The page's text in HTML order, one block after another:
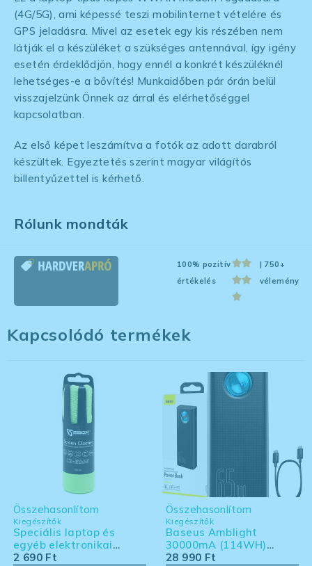
(4G/5G), ami képessé teszi mobilinternet vételére és
GPS jeladásra. Mivel az esetek egy kis részében nem
látják el a készüléket a szükséges antennával, így igény
esetén érdeklődjön, hogy ennél a konkrét készüléknél
lehetséges-e a bővítés! Munkaidőben pár órán belül
visszajelzünk Önnek az árral és elérhetőséggel
kapcsolatban.
Az első képet leszámítva a fotók az adott darabról
készültek. Egyeztetés szerint magyar világítós
billentyűzettel is kérhető.
Rólunk mondták
100% pozitív
értékelés
| 750+
vélemény
Kapcsolódó termékek
Kiegészítők
Speciális laptop és
egyéb elektronikai
eszköz tisztító készlet -
Összehasonlítom
2 690 Ft
Kiegészítők
Baseus Amblight
30000mA (114WH)
powerbank - Laptoppal
Összehasonlítom
28 990 Ft